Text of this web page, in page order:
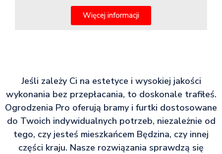
Więcej informacji
Jeśli zależy Ci na estetyce i wysokiej jakości
wykonania bez przepłacania, to doskonale trafiłeś.
Ogrodzenia Pro oferują bramy i furtki dostosowane
do Twoich indywidualnych potrzeb, niezależnie od
tego, czy jesteś mieszkańcem Będzina, czy innej
części kraju. Nasze rozwiązania sprawdzą się